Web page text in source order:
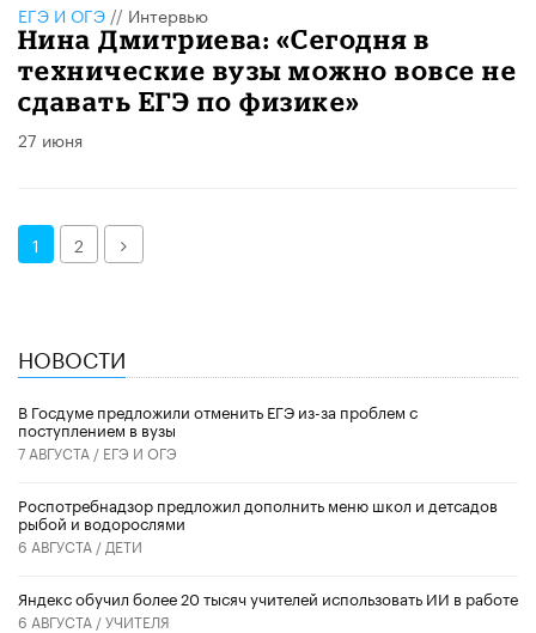
ЕГЭ И ОГЭ // Интервью
Нина Дмитриева: «Сегодня в
технические вузы можно вовсе не
сдавать ЕГЭ по физике»
27 июня
1 2 Далее
НОВОСТИ
В Госдуме предложили отменить ЕГЭ из-за проблем с
поступлением в вузы
7 АВГУСТА / ЕГЭ И ОГЭ
Роспотребнадзор предложил дополнить меню школ и детсадов
рыбой и водорослями
6 АВГУСТА / ДЕТИ
​Яндекс обучил более 20 тысяч учителей использовать ИИ в работе
6 АВГУСТА /УЧИТЕЛЯ